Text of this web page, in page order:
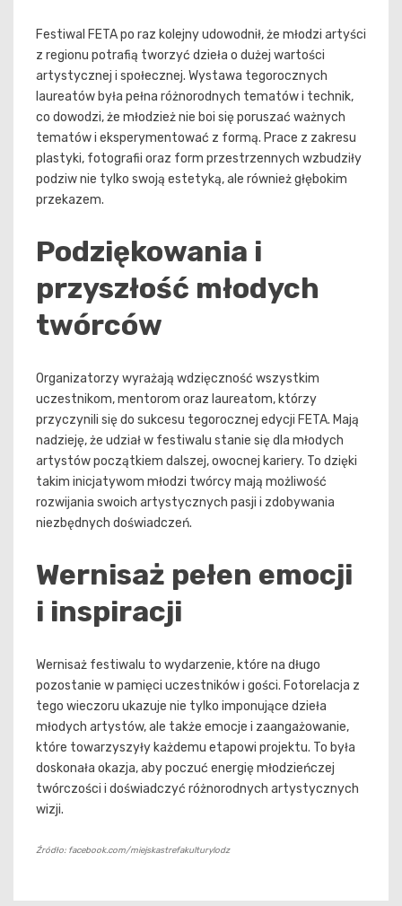
Festiwal FETA po raz kolejny udowodnił, że młodzi artyści
z regionu potrafią tworzyć dzieła o dużej wartości
artystycznej i społecznej. Wystawa tegorocznych
laureatów była pełna różnorodnych tematów i technik,
co dowodzi, że młodzież nie boi się poruszać ważnych
tematów i eksperymentować z formą. Prace z zakresu
plastyki, fotografii oraz form przestrzennych wzbudziły
podziw nie tylko swoją estetyką, ale również głębokim
przekazem.
Podziękowania i
przyszłość młodych
twórców
Organizatorzy wyrażają wdzięczność wszystkim
uczestnikom, mentorom oraz laureatom, którzy
przyczynili się do sukcesu tegorocznej edycji FETA. Mają
nadzieję, że udział w festiwalu stanie się dla młodych
artystów początkiem dalszej, owocnej kariery. To dzięki
takim inicjatywom młodzi twórcy mają możliwość
rozwijania swoich artystycznych pasji i zdobywania
niezbędnych doświadczeń.
Wernisaż pełen emocji
i inspiracji
Wernisaż festiwalu to wydarzenie, które na długo
pozostanie w pamięci uczestników i gości. Fotorelacja z
tego wieczoru ukazuje nie tylko imponujące dzieła
młodych artystów, ale także emocje i zaangażowanie,
które towarzyszyły każdemu etapowi projektu. To była
doskonała okazja, aby poczuć energię młodzieńczej
twórczości i doświadczyć różnorodnych artystycznych
wizji.
Źródło: facebook.com/miejskastrefakulturylodz